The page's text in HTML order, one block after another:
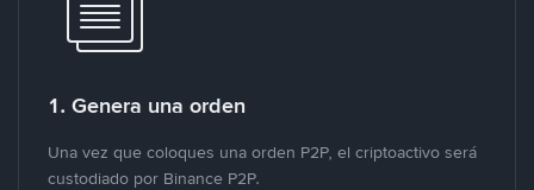
1. Genera una orden
Una vez que coloques una orden P2P, el criptoactivo será
custodiado por Binance P2P.